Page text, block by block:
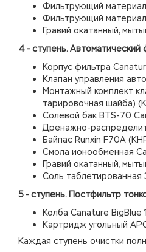
Фильтрующий
Фильтрующий
Гравий окатанный,
4 - ступень.
Корпус фильтра
Клапан управления
Монтажный комплект
тарировочная шайба)
Солевой бак BTS-70
Дренажно-
Байпас Runxin F70A
Смола ионообменная
Гравий окатанный,
Соль таблетированная
5 - ступень. Постфильтр
Колба Canature BigBlue
Картридж угольный
Каждая ступень очистки